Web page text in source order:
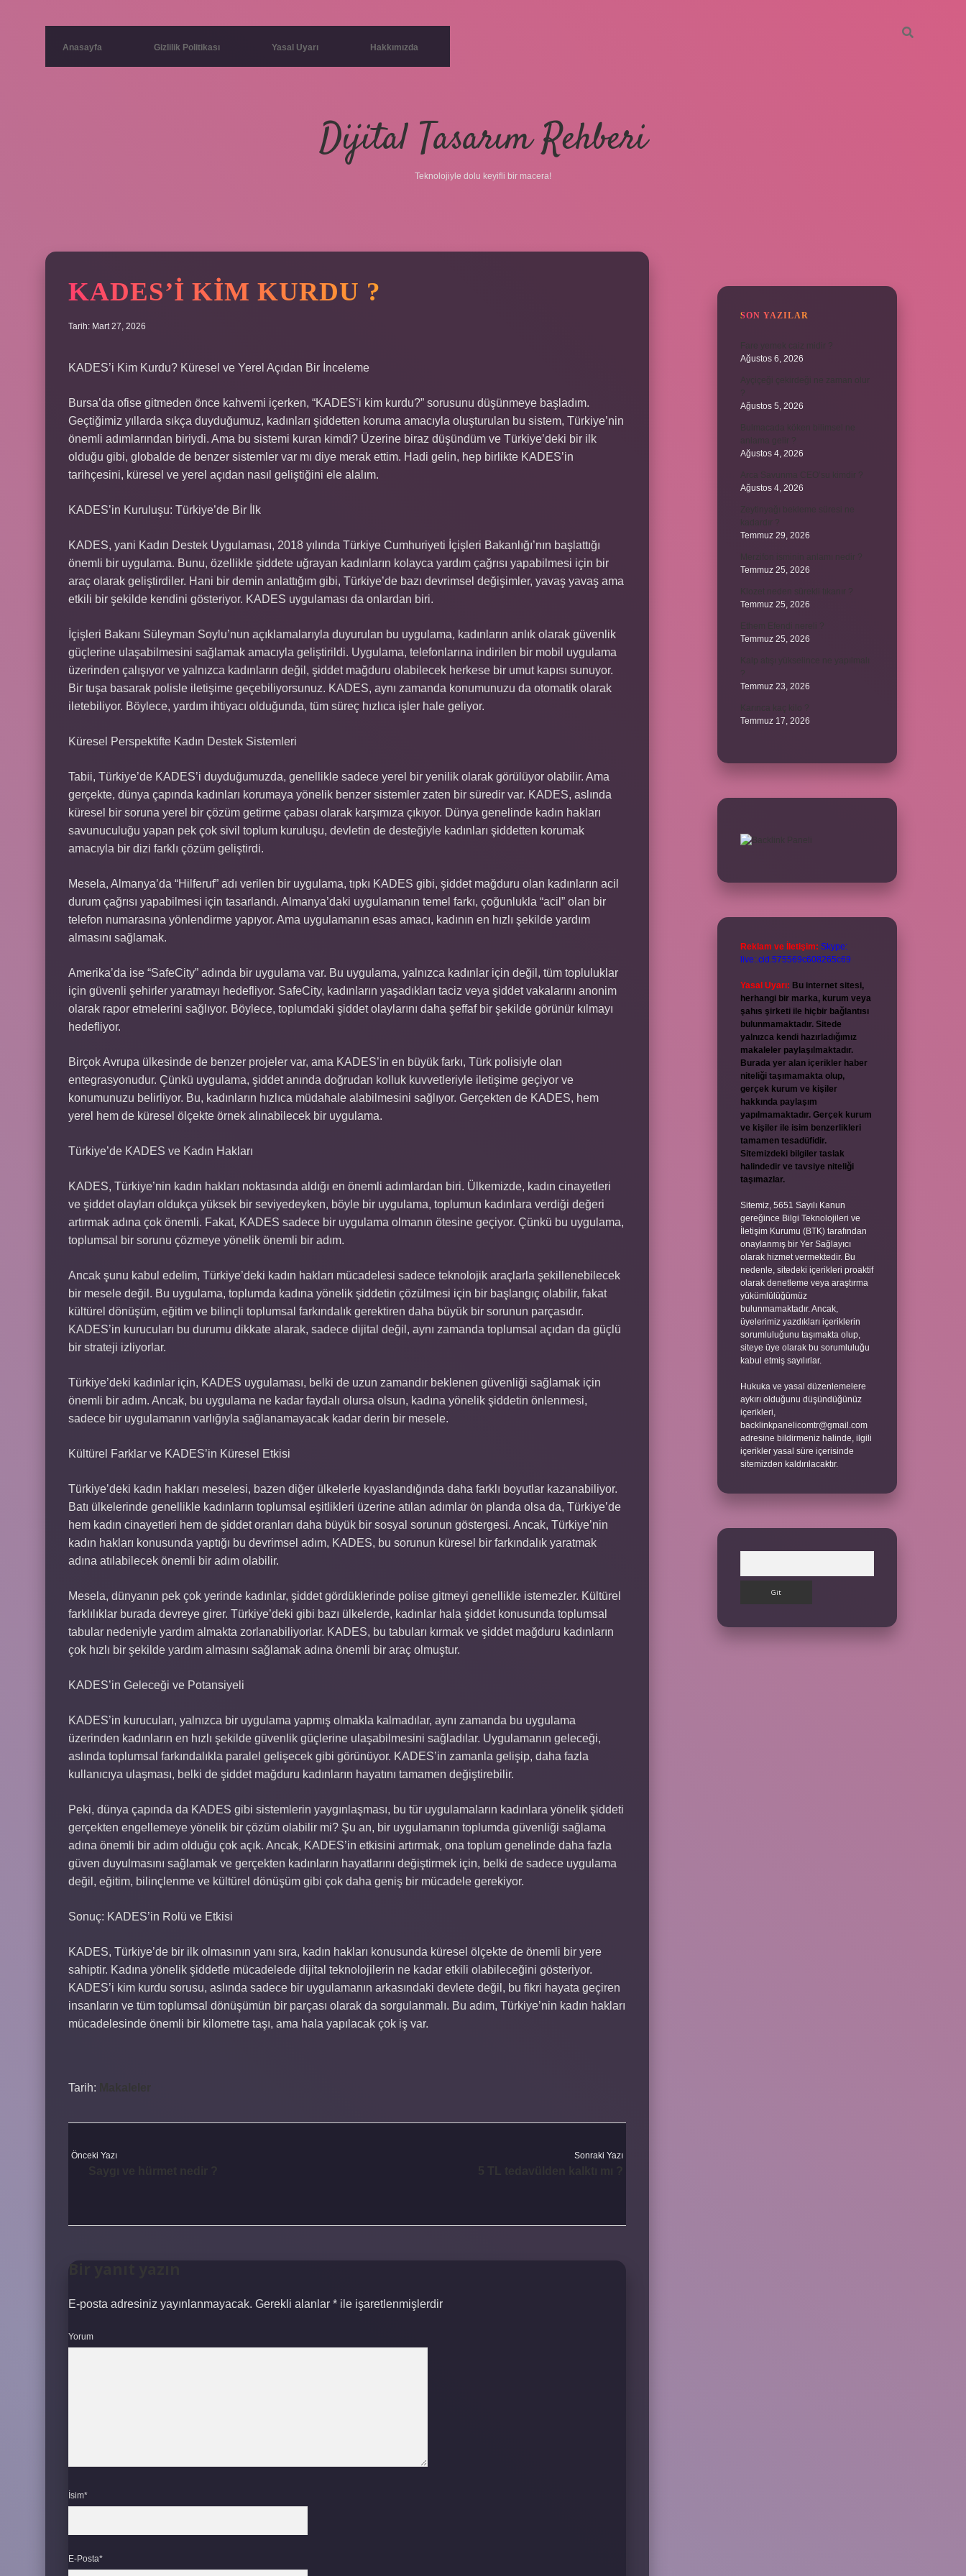
Anasayfa Gizlilik Politikası Yasal Uyarı Hakkımızda
Dijital Tasarım Rehberi
Teknolojiyle dolu keyifli bir macera!
KADES’I KIM KURDU ?
Tarih: Mart 27, 2026
KADES’i Kim Kurdu? Küresel ve Yerel Açıdan Bir İnceleme
Bursa’da ofise gitmeden önce kahvemi içerken, “KADES’i kim kurdu?” sorusunu düşünmeye başladım.
Geçtiğimiz yıllarda sıkça duyduğumuz, kadınları şiddetten koruma amacıyla oluşturulan bu sistem, Türkiye’nin
önemli adımlarından biriydi. Ama bu sistemi kuran kimdi? Üzerine biraz düşündüm ve Türkiye’deki bir ilk
olduğu gibi, globalde de benzer sistemler var mı diye merak ettim. Hadi gelin, hep birlikte KADES’in
tarihçesini, küresel ve yerel açıdan nasıl geliştiğini ele alalım.
KADES’in Kuruluşu: Türkiye’de Bir İlk
KADES, yani Kadın Destek Uygulaması, 2018 yılında Türkiye Cumhuriyeti İçişleri Bakanlığı’nın başlattığı
önemli bir uygulama. Bunu, özellikle şiddete uğrayan kadınların kolayca yardım çağrısı yapabilmesi için bir
araç olarak geliştirdiler. Hani bir demin anlattığım gibi, Türkiye’de bazı devrimsel değişimler, yavaş yavaş ama
etkili bir şekilde kendini gösteriyor. KADES uygulaması da onlardan biri.
İçişleri Bakanı Süleyman Soylu’nun açıklamalarıyla duyurulan bu uygulama, kadınların anlık olarak güvenlik
güçlerine ulaşabilmesini sağlamak amacıyla geliştirildi. Uygulama, telefonlarına indirilen bir mobil uygulama
üzerinden çalışıyor ve yalnızca kadınların değil, şiddet mağduru olabilecek herkese bir umut kapısı sunuyor.
Bir tuşa basarak polisle iletişime geçebiliyorsunuz. KADES, aynı zamanda konumunuzu da otomatik olarak
iletebiliyor. Böylece, yardım ihtiyacı olduğunda, tüm süreç hızlıca işler hale geliyor.
Küresel Perspektifte Kadın Destek Sistemleri
Tabii, Türkiye’de KADES’i duyduğumuzda, genellikle sadece yerel bir yenilik olarak görülüyor olabilir. Ama
gerçekte, dünya çapında kadınları korumaya yönelik benzer sistemler zaten bir süredir var. KADES, aslında
küresel bir soruna yerel bir çözüm getirme çabası olarak karşımıza çıkıyor. Dünya genelinde kadın hakları
savunuculuğu yapan pek çok sivil toplum kuruluşu, devletin de desteğiyle kadınları şiddetten korumak
amacıyla bir dizi farklı çözüm geliştirdi.
Mesela, Almanya’da “Hilferuf” adı verilen bir uygulama, tıpkı KADES gibi, şiddet mağduru olan kadınların acil
durum çağrısı yapabilmesi için tasarlandı. Almanya’daki uygulamanın temel farkı, çoğunlukla “acil” olan bir
telefon numarasına yönlendirme yapıyor. Ama uygulamanın esas amacı, kadının en hızlı şekilde yardım
almasını sağlamak.
Amerika’da ise “SafeCity” adında bir uygulama var. Bu uygulama, yalnızca kadınlar için değil, tüm topluluklar
için güvenli şehirler yaratmayı hedefliyor. SafeCity, kadınların yaşadıkları taciz veya şiddet vakalarını anonim
olarak rapor etmelerini sağlıyor. Böylece, toplumdaki şiddet olaylarını daha şeffaf bir şekilde görünür kılmayı
hedefliyor.
Birçok Avrupa ülkesinde de benzer projeler var, ama KADES’in en büyük farkı, Türk polisiyle olan
entegrasyonudur. Çünkü uygulama, şiddet anında doğrudan kolluk kuvvetleriyle iletişime geçiyor ve
konumunuzu belirliyor. Bu, kadınların hızlıca müdahale alabilmesini sağlıyor. Gerçekten de KADES, hem
yerel hem de küresel ölçekte örnek alınabilecek bir uygulama.
Türkiye’de KADES ve Kadın Hakları
KADES, Türkiye’nin kadın hakları noktasında aldığı en önemli adımlardan biri. Ülkemizde, kadın cinayetleri
ve şiddet olayları oldukça yüksek bir seviyedeyken, böyle bir uygulama, toplumun kadınlara verdiği değeri
artırmak adına çok önemli. Fakat, KADES sadece bir uygulama olmanın ötesine geçiyor. Çünkü bu uygulama,
toplumsal bir sorunu çözmeye yönelik önemli bir adım.
Ancak şunu kabul edelim, Türkiye’deki kadın hakları mücadelesi sadece teknolojik araçlarla şekillenebilecek
bir mesele değil. Bu uygulama, toplumda kadına yönelik şiddetin çözülmesi için bir başlangıç olabilir, fakat
kültürel dönüşüm, eğitim ve bilinçli toplumsal farkındalık gerektiren daha büyük bir sorunun parçasıdır.
KADES’in kurucuları bu durumu dikkate alarak, sadece dijital değil, aynı zamanda toplumsal açıdan da güçlü
bir strateji izliyorlar.
Türkiye’deki kadınlar için, KADES uygulaması, belki de uzun zamandır beklenen güvenliği sağlamak için
önemli bir adım. Ancak, bu uygulama ne kadar faydalı olursa olsun, kadına yönelik şiddetin önlenmesi,
sadece bir uygulamanın varlığıyla sağlanamayacak kadar derin bir mesele.
Kültürel Farklar ve KADES’in Küresel Etkisi
Türkiye’deki kadın hakları meselesi, bazen diğer ülkelerle kıyaslandığında daha farklı boyutlar kazanabiliyor.
Batı ülkelerinde genellikle kadınların toplumsal eşitlikleri üzerine atılan adımlar ön planda olsa da, Türkiye’de
hem kadın cinayetleri hem de şiddet oranları daha büyük bir sosyal sorunun göstergesi. Ancak, Türkiye’nin
kadın hakları konusunda yaptığı bu devrimsel adım, KADES, bu sorunun küresel bir farkındalık yaratmak
adına atılabilecek önemli bir adım olabilir.
Mesela, dünyanın pek çok yerinde kadınlar, şiddet gördüklerinde polise gitmeyi genellikle istemezler. Kültürel
farklılıklar burada devreye girer. Türkiye’deki gibi bazı ülkelerde, kadınlar hala şiddet konusunda toplumsal
tabular nedeniyle yardım almakta zorlanabiliyorlar. KADES, bu tabuları kırmak ve şiddet mağduru kadınların
çok hızlı bir şekilde yardım almasını sağlamak adına önemli bir araç olmuştur.
KADES’in Geleceği ve Potansiyeli
KADES’in kurucuları, yalnızca bir uygulama yapmış olmakla kalmadılar, aynı zamanda bu uygulama
üzerinden kadınların en hızlı şekilde güvenlik güçlerine ulaşabilmesini sağladılar. Uygulamanın geleceği,
aslında toplumsal farkındalıkla paralel gelişecek gibi görünüyor. KADES’in zamanla gelişip, daha fazla
kullanıcıya ulaşması, belki de şiddet mağduru kadınların hayatını tamamen değiştirebilir.
Peki, dünya çapında da KADES gibi sistemlerin yaygınlaşması, bu tür uygulamaların kadınlara yönelik şiddeti
gerçekten engellemeye yönelik bir çözüm olabilir mi? Şu an, bir uygulamanın toplumda güvenliği sağlama
adına önemli bir adım olduğu çok açık. Ancak, KADES’in etkisini artırmak, ona toplum genelinde daha fazla
güven duyulmasını sağlamak ve gerçekten kadınların hayatlarını değiştirmek için, belki de sadece uygulama
değil, eğitim, bilinçlenme ve kültürel dönüşüm gibi çok daha geniş bir mücadele gerekiyor.
Sonuç: KADES’in Rolü ve Etkisi
KADES, Türkiye’de bir ilk olmasının yanı sıra, kadın hakları konusunda küresel ölçekte de önemli bir yere
sahiptir. Kadına yönelik şiddetle mücadelede dijital teknolojilerin ne kadar etkili olabileceğini gösteriyor.
KADES’i kim kurdu sorusu, aslında sadece bir uygulamanın arkasındaki devlete değil, bu fikri hayata geçiren
insanların ve tüm toplumsal dönüşümün bir parçası olarak da sorgulanmalı. Bu adım, Türkiye’nin kadın hakları
mücadelesinde önemli bir kilometre taşı, ama hala yapılacak çok iş var.
Tarih: Makaleler
Önceki Yazı Sonraki Yazı
Bir yanıt yazın
E-posta adresiniz yayınlanmayacak. Gerekli alanlar * ile işaretlenmişlerdir
Yorum
İsim*
E-Posta*
SON YAZILAR
Ağustos 6, 2026
Ağustos 5, 2026
Ağustos 4, 2026
Ağustos 4, 2026
Temmuz 29, 2026
Temmuz 25, 2026
Temmuz 25, 2026
Temmuz 25, 2026
Temmuz 23, 2026
Temmuz 17, 2026
Reklam ve İletişim: Skype:
live:.cid.575569c608265c69
Yasal Uyarı: Bu internet sitesi,
herhangi bir marka, kurum veya
şahıs şirketi ile hiçbir bağlantısı
bulunmamaktadır. Sitede
yalnızca kendi hazırladığımız
makaleler paylaşılmaktadır.
Burada yer alan içerikler haber
niteliği taşımamakta olup,
gerçek kurum ve kişiler
hakkında paylaşım
yapılmamaktadır. Gerçek kurum
ve kişiler ile isim benzerlikleri
tamamen tesadüfidir.
Sitemizdeki bilgiler taslak
halindedir ve tavsiye niteliği
taşımazlar.
Sitemiz, 5651 Sayılı Kanun
gereğince Bilgi Teknolojileri ve
İletişim Kurumu (BTK) tarafından
onaylanmış bir Yer Sağlayıcı
olarak hizmet vermektedir. Bu
nedenle, sitedeki içerikleri proaktif
olarak denetleme veya araştırma
yükümlülüğümüz
bulunmamaktadır. Ancak,
üyelerimiz yazdıkları içeriklerin
sorumluluğunu taşımakta olup,
siteye üye olarak bu sorumluluğu
kabul etmiş sayılırlar.
Hukuka ve yasal düzenlemelere
aykırı olduğunu düşündüğünüz
içerikleri,
backlinkpanelicomtr@gmail.com
adresine bildirmeniz halinde, ilgili
içerikler yasal süre içerisinde
sitemizden kaldırılacaktır.